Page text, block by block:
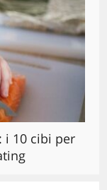
i 10 cibi per